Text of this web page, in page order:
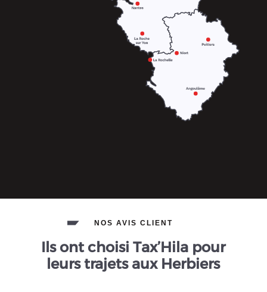
NOS AVIS CLIENT
Ils ont choisi Tax’Hila pour
leurs trajets aux Herbiers